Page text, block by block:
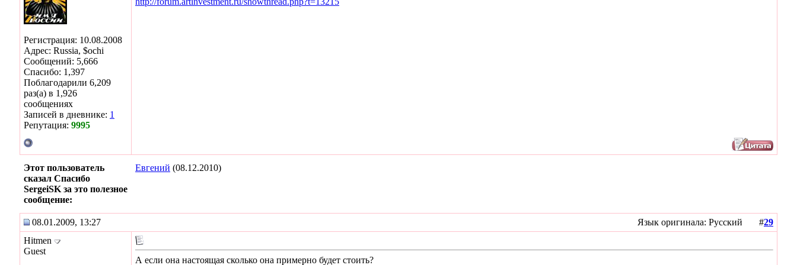
Регистрация: 10.08.2008
Адрес: Russia, $ochi
Сообщений: 5,666
Спасибо: 1,397
Поблагодарили 6,209
раз(а) в 1,926
сообщениях
Записей в дневнике: 1
Репутация: 9995
Этот пользователь
сказал Спасибо
SergeiSK за это полезное
сообщение:
Евгений (08.12.2010)
08.01.2009, 13:27 Язык оригинала: Русский #29
Hitmen
Guest
А если она настоящая сколько она примерно будет стоить?